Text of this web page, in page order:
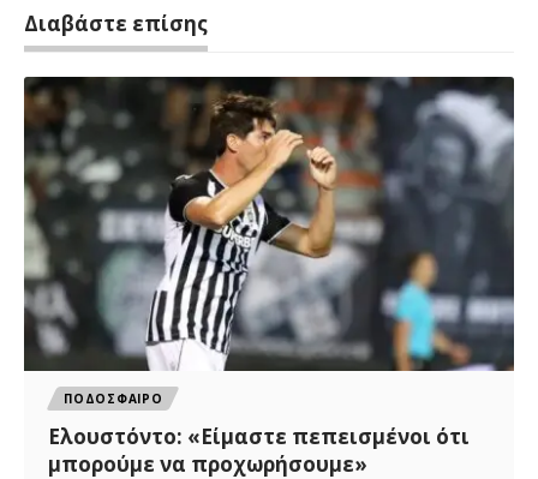
Διαβάστε επίσης
ΠΟΔΟΣΦΑΙΡΟ
Ελουστόντο: «Είμαστε πεπεισμένοι ότι
μπορούμε να προχωρήσουμε»